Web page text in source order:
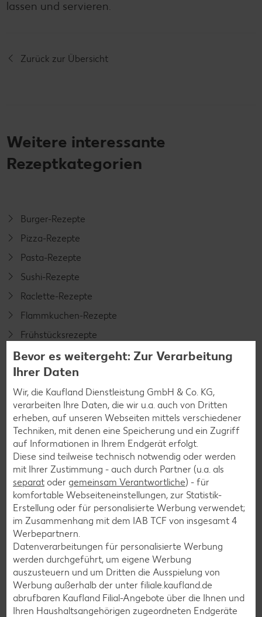
lassen und servieren.
Zurück zur Übersicht
Weitere interessante
Rezeptkategorien
Burger-Rezepte
Pizza-Rezepte
Pasta-Rezepte
Sushi-Rezepte
Raclette-Rezepte
Flammkuchen-Rezepte
Frühstücksrezepte
Salat-Rezepte
Spargel-Rezepte
Fleisch-Rezepte
Fisch-Rezepte
Geflügel-Rezepte
Lamm-Rezepte
Grill-Rezepte
Muffin-Rezepte
Apfelkuchen-Rezepte
Schokokuchen-Rezepte
Torten-Rezepte
Eis-Rezepte
Bevor es weitergeht: Zur Verarbeitung
Ihrer Daten
Wir, die Kaufland Dienstleistung GmbH & Co. KG,
verarbeiten Ihre Daten, die wir u.a. auch von Dritten
erheben, auf unseren Webseiten mittels verschiedener
Techniken, mit denen eine Speicherung und ein Zugriff
auf Informationen in Ihrem Endgerät erfolgt.
Diese sind teilweise technisch notwendig oder werden
mit Ihrer Zustimmung - auch durch Partner (u.a. als
separat oder gemeinsam Verantwortliche) - für
komfortable Webseiteneinstellungen, zur Statistik-
Erstellung oder für personalisierte Werbung verwendet;
im Zusammenhang mit dem IAB TCF von insgesamt 4
Werbepartnern.
Datenverarbeitungen für personalisierte Werbung
werden durchgeführt, um eigene Werbung
auszusteuern und um Dritten die Ausspielung von
Werbung außerhalb der unter filiale.kaufland.de
abrufbaren Kaufland Filial-Angebote über die Ihnen und
Ihren Haushaltsangehörigen zugeordneten Endgeräte